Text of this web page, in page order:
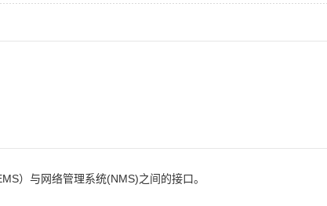
）与网络管理系统(NMS)之间的接口。